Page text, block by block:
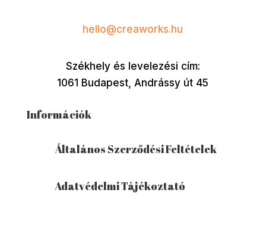
hello@creaworks.hu
Székhely és levelezési cím:
1061 Budapest, Andrássy út 45
Információk
Általános Szerződési Feltételek
Adatvédelmi Tájékoztató